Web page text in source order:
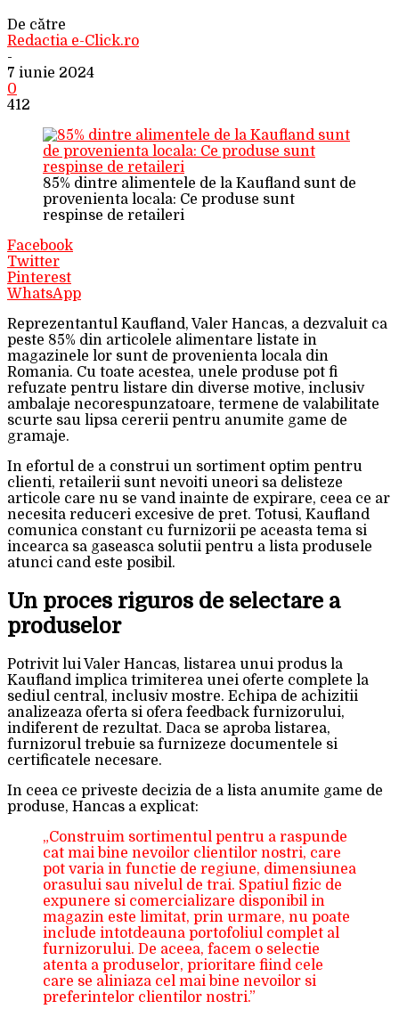
De către
Redactia e-Click.ro
-
7 iunie 2024
0
412
85% dintre alimentele de la Kaufland sunt de
provenienta locala: Ce produse sunt
respinse de retaileri
Facebook
Twitter
Pinterest
WhatsApp
Reprezentantul Kaufland, Valer Hancas, a dezvaluit ca
peste 85% din articolele alimentare listate in
magazinele lor sunt de provenienta locala din
Romania. Cu toate acestea, unele produse pot fi
refuzate pentru listare din diverse motive, inclusiv
ambalaje necorespunzatoare, termene de valabilitate
scurte sau lipsa cererii pentru anumite game de
gramaje.
In efortul de a construi un sortiment optim pentru
clienti, retailerii sunt nevoiti uneori sa delisteze
articole care nu se vand inainte de expirare, ceea ce ar
necesita reduceri excesive de pret. Totusi, Kaufland
comunica constant cu furnizorii pe aceasta tema si
incearca sa gaseasca solutii pentru a lista produsele
atunci cand este posibil.
Un proces riguros de selectare a
produselor
Potrivit lui Valer Hancas, listarea unui produs la
Kaufland implica trimiterea unei oferte complete la
sediul central, inclusiv mostre. Echipa de achizitii
analizeaza oferta si ofera feedback furnizorului,
indiferent de rezultat. Daca se aproba listarea,
furnizorul trebuie sa furnizeze documentele si
certificatele necesare.
In ceea ce priveste decizia de a lista anumite game de
produse, Hancas a explicat:
„Construim sortimentul pentru a raspunde
cat mai bine nevoilor clientilor nostri, care
pot varia in functie de regiune, dimensiunea
orasului sau nivelul de trai. Spatiul fizic de
expunere si comercializare disponibil in
magazin este limitat, prin urmare, nu poate
include intotdeauna portofoliul complet al
furnizorului. De aceea, facem o selectie
atenta a produselor, prioritare fiind cele
care se aliniaza cel mai bine nevoilor si
preferintelor clientilor nostri.”